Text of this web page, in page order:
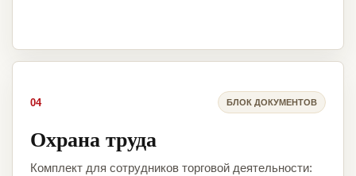
04 БЛОК ДОКУМЕНТОВ
Охрана труда
Комплект для сотрудников торговой деятельности: